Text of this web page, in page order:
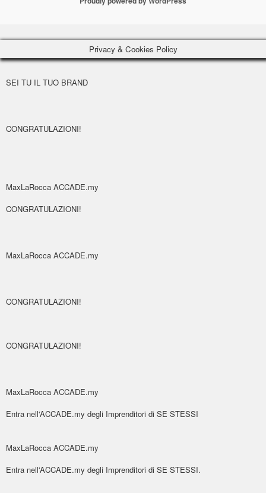
Privacy & Cookies Policy
SEI TU IL TUO BRAND
CONGRATULAZIONI!
MaxLaRocca ACCADE.my
CONGRATULAZIONI!
MaxLaRocca ACCADE.my
CONGRATULAZIONI!
CONGRATULAZIONI!
MaxLaRocca ACCADE.my
Entra nell'ACCADE.my degli Imprenditori di SE STESSI
MaxLaRocca ACCADE.my
Entra nell'ACCADE.my degli Imprenditori di SE STESSI.